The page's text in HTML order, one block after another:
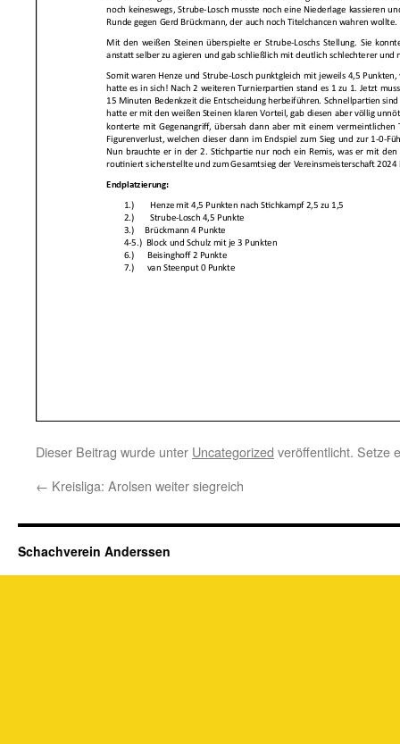
Dieser Beitrag wurde unter Uncategorized veröffentlicht. Setze
← Kreisliga: Arolsen weiter siegreich
Schachverein Anderssen